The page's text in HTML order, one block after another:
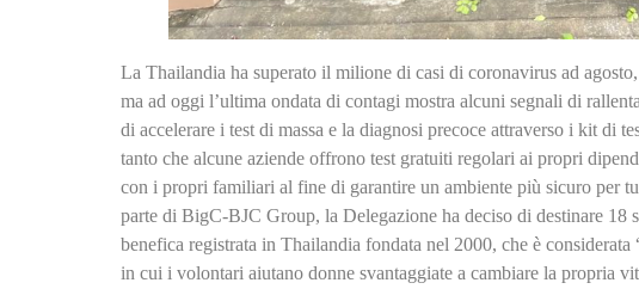
La Thailandia ha superato il milione di casi di coronavirus ad
ma ad oggi l’ultima ondata di contagi mostra alcuni segnali di
di accelerare i test di massa e la diagnosi precoce attraverso i kit di
tanto che alcune aziende offrono test gratuiti regolari ai propri
con i propri familiari al fine di garantire un ambiente più sicuro per
parte di BigC-BJC Group, la Delegazione ha deciso di destinare 18
benefica registrata in Thailandia fondata nel 2000, che è
in cui i volontari aiutano donne svantaggiate a cambiare la propria